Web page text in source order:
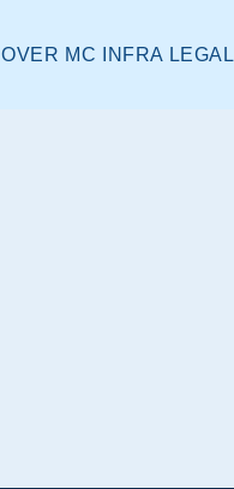
OVER MC INFRA LEGAL